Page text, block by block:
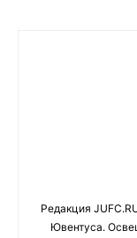
Редакция
Ювентуса.